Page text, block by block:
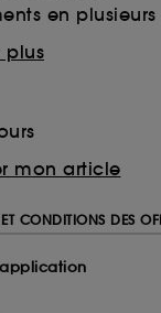
en plusieurs
plus
mon article
CONDITIONS DES